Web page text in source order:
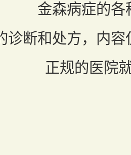
金森病症的各
诊断和处方，内
正规的医院